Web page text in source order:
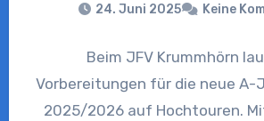
24. Juni 2025 Keine
Beim JFV Krummhörn
Vorbereitungen für die neue A-
2025/2026 auf Hochtouren.